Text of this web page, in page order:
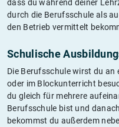
dass du während deiner
durch die Berufsschule als
den Betrieb vermittelt
Schulische
Die Berufsschule wirst du an
oder im Blockunterricht
du gleich für mehrere
Berufsschule bist und
bekommst du außerdem